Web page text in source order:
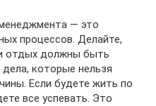
— это
процессов. Делайте,
отдых должны быть
которые нельзя
Если будете жить по
все успевать. Это